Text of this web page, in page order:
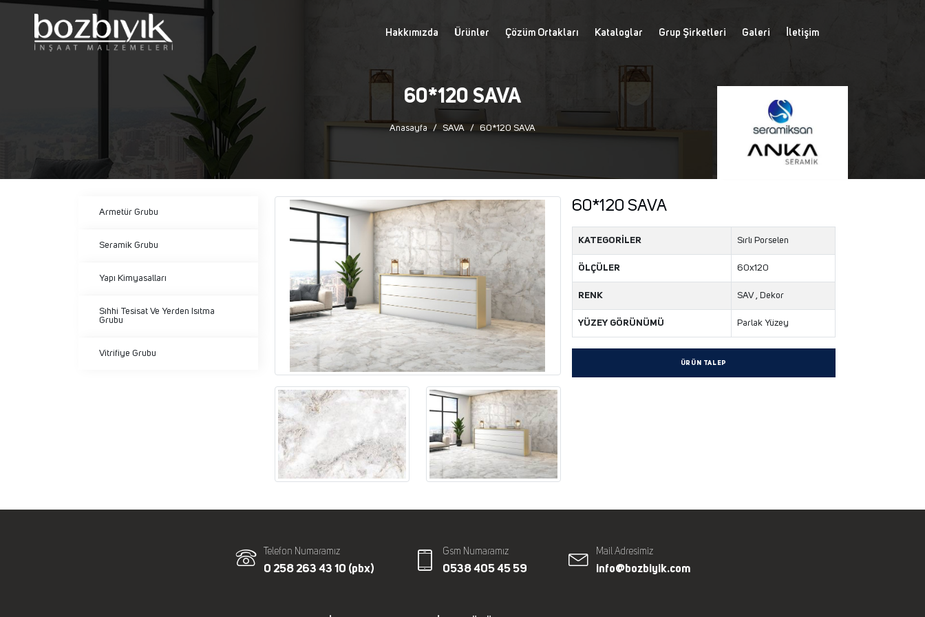
Hakkımızda Ürünler Çözüm Ortakları Kataloglar Grup Şirketleri Galeri İletişim
60*120 SAVA
Anasayfa SAVA 60*120 SAVA
Armetür Grubu
Seramik Grubu
Yapı Kimyasalları
Sıhhi Tesisat Ve Yerden Isıtma
Grubu
Vitrifiye Grubu
60*120 SAVA
KATEGORİLER Sırlı Porselen
ÖLÇÜLER 60x120
RENK SAV , Dekor
YÜZEY GÖRÜNÜMÜ Parlak Yüzey
ÜRÜN TALEP
Telefon Numaramız
0 258 263 43 10 (pbx)
Gsm Numaramız
0538 405 45 59
Mail Adresimiz
info@bozbiyik.com